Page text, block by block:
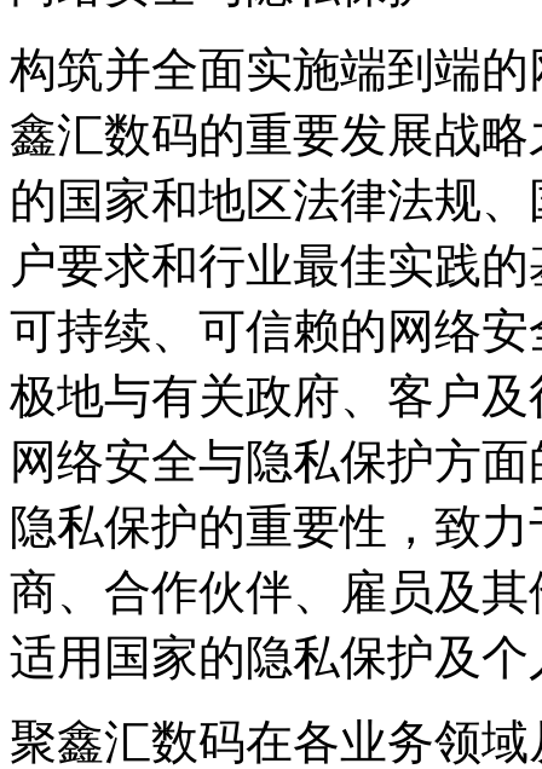
构筑并全面实施端到端
鑫汇数码的重要发展战
的国家和地区法律法规
户要求和行业最佳实践的基
可持续、可信赖的网络
极地与有关政府、客户
网络安全与隐私保护方
隐私保护的重要性，致力
商、合作伙伴、雇员
适用国家的隐私保护及
聚鑫汇数码在各业务领域从政